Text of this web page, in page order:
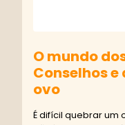
O mundo
Conselhos
ovo
É difícil quebrar um